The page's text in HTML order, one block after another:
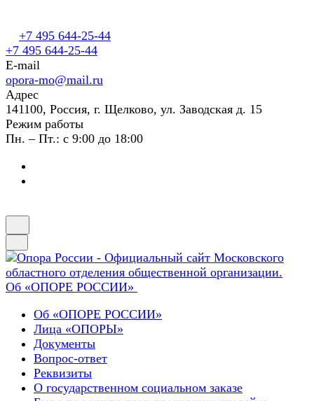
+7 495 644-25-44
+7 495 644-25-44
E-mail
opora-mo@mail.ru
Адрес
141100, Россия, г. Щелково, ул. Заводская д. 15
Режим работы
Пн. – Пт.: с 9:00 до 18:00
Об «ОПОРЕ РОССИИ»
Об «ОПОРЕ РОССИИ»
Лица «ОПОРЫ»
Документы
Вопрос-ответ
Реквизиты
О государственном социальном заказе